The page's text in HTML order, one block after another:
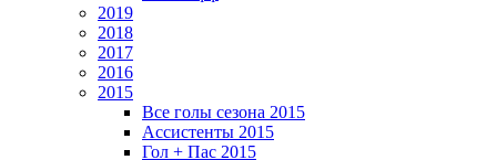
2019
2018
2017
2016
2015
Все голы сезона 2015
Ассистенты 2015
Гол + Пас 2015